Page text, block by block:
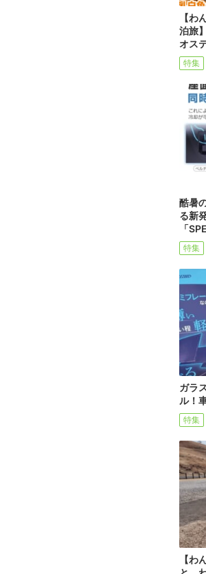
【わ
泊旅
オス
特集
酷暑
る新
「
特集
ガラ
ル！
特集
【わ